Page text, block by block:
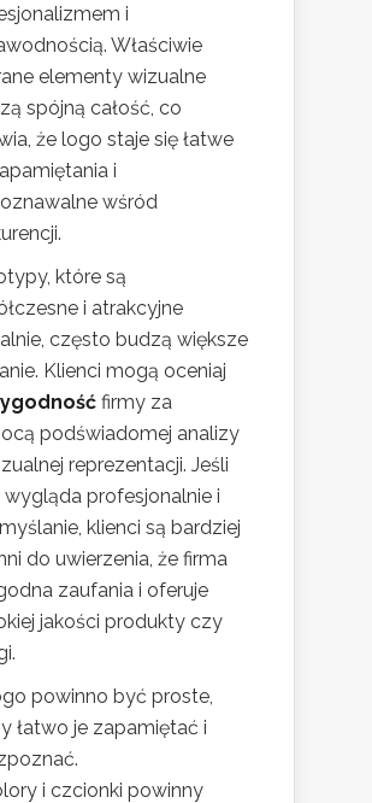
i
Właściwie
elementy wizualne
spójną całość, co
że logo staje się łatwe
i
wśród
które są
i atrakcyjne
często budzą większe
Klienci mogą oceniaj
firmy za
podświadomej analizy
reprezentacji. Jeśli
profesjonalnie i
klienci są bardziej
do uwierzenia, że firma
zaufania i oferuje
jakości produkty czy
powinno być proste,
łatwo je zapamiętać i
i czcionki powinny